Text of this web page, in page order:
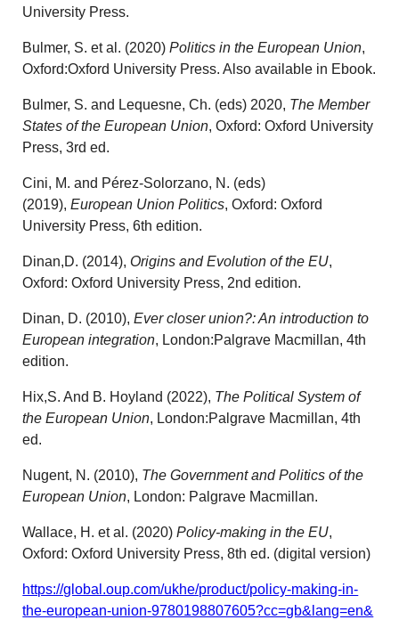
University Press.
Bulmer, S. et al. (2020)Politics in the European Union,
Oxford:Oxford University Press. Also available in Ebook.
Bulmer, S. and Lequesne, Ch. (eds) 2020, The Member
States of the European Union, Oxford: Oxford University
Press, 3rd ed.
Cini, M. and Pérez-Solorzano, N. (eds)
(2019),European Union Politics, Oxford: Oxford
University Press, 6th edition.
Dinan,D. (2014), Origins and Evolution of the EU,
Oxford: Oxford University Press, 2nd edition.
Dinan, D. (2010),Ever closer union?: An introduction to
European integration, London:Palgrave Macmillan, 4th
edition.
Hix,S. And B. Hoyland (2022), The Political System of
the European Union, London:Palgrave Macmillan, 4th
ed.
Nugent, N. (2010), The Government and Politics of the
European Union, London: Palgrave Macmillan.
Wallace, H. et al. (2020)Policy-making in the EU,
Oxford: Oxford University Press, 8th ed. (digital version)
https://global.oup.com/ukhe/product/policy-making-in-
the-european-union-9780198807605?cc=gb&lang=en&